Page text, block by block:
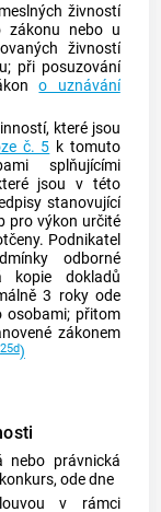
živností
zákonu nebo u
živností
při posuzování
o uznávání
které jsou
č. 5 k tomuto
splňujícími
jsou v této
stanovující
pro výkon určité
Podnikatel
odborné
kopie dokladů
3 roky ode
osobami; přitom
zákonem
25d)
nebo právnická
ode dne
v rámci